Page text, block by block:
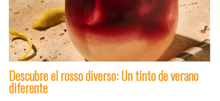
Descubre el rosso diverso: Un tinto de verano
diferente